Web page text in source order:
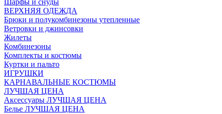
Шарфы и снуды
ВЕРХНЯЯ ОДЕЖДА
Брюки и полукомбинезоны утепленные
Ветровки и джинсовки
Жилеты
Комбинезоны
Комплекты и костюмы
Куртки и пальто
ИГРУШКИ
КАРНАВАЛЬНЫЕ КОСТЮМЫ
ЛУЧШАЯ ЦЕНА
Аксессуары ЛУЧШАЯ ЦЕНА
Белье ЛУЧШАЯ ЦЕНА